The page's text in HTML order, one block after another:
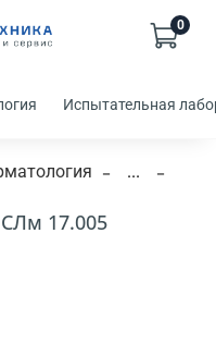
0
Испытательная
...
17.005